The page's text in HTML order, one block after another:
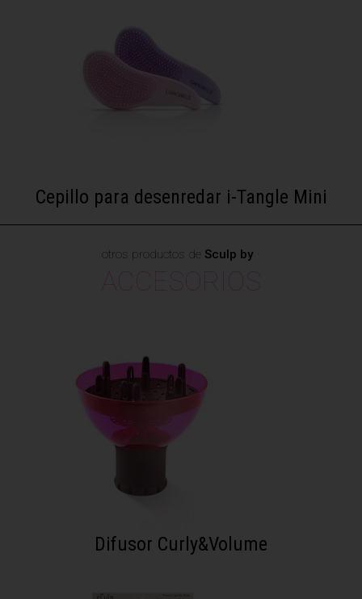
Cepillo para desenredar i-Tangle Mini
otros productos de Sculp by
ACCESORIOS
Difusor Curly&Volume